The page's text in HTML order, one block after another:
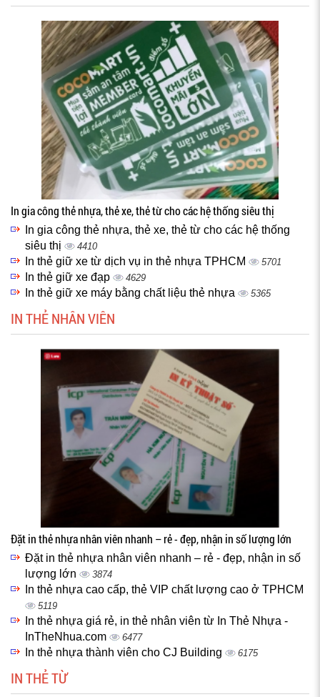
In gia công thẻ nhựa, thẻ xe, thẻ từ cho các hệ thống siêu thị
In gia công thẻ nhựa, thẻ xe, thẻ từ cho các hệ thống
siêu thị
4410
In thẻ giữ xe từ dịch vụ in thẻ nhựa TPHCM 5701
In thẻ giữ xe đạp 4629
In thẻ giữ xe máy bằng chất liệu thẻ nhựa 5365
IN THẺ NHÂN VIÊN
Đặt in thẻ nhựa nhân viên nhanh – rẻ - đẹp, nhận in số lượng lớn
Đặt in thẻ nhựa nhân viên nhanh – rẻ - đẹp, nhận in số
lượng lớn
3874
In thẻ nhựa cao cấp, thẻ VIP chất lượng cao ở TPHCM
5119
In thẻ nhựa giá rẻ, in thẻ nhân viên từ In Thẻ Nhựa -
InTheNhua.com
6477
In thẻ nhựa thành viên cho CJ Building 6175
IN THẺ TỪ